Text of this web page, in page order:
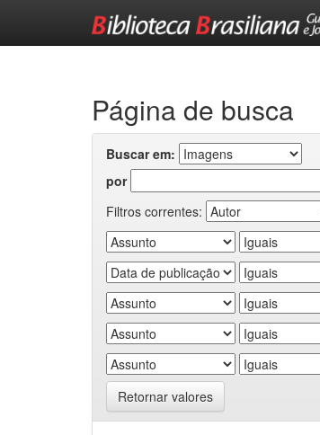
Página de busca
Buscar em:
por
Filtros correntes:
Retornar valores